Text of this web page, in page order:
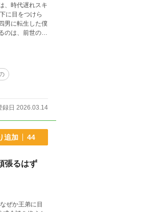
に目をつけら
のは、前世の知
れていた。
録日 2026.03.14
追加 44
張るはず
ぜか王弟に目